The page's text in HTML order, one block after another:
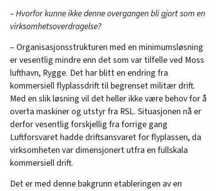
– Hvorfor kunne ikke denne overgangen bli gjort som en
virksomhetsoverdragelse?
– Organisasjonsstrukturen med en minimumsløsning
er vesentlig mindre enn det som var tilfelle ved Moss
lufthavn, Rygge. Det har blitt en endring fra
kommersiell flyplassdrift til begrenset militær drift.
Med en slik løsning vil det heller ikke være behov for å
overta maskiner og utstyr fra RSL. Situasjonen nå er
derfor vesentlig forskjellig fra forrige gang
Luftforsvaret hadde driftsansvaret for flyplassen, da
virksomheten var dimensjonert utfra en fullskala
kommersiell drift.
Det er med denne bakgrunn etableringen av en